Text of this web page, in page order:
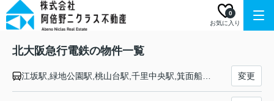
お気に入り
0
北大阪急行電鉄の物件一覧
変更